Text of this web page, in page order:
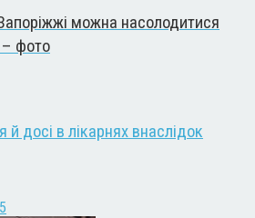
можна насолодитися
– фото
й досі в лікарнях внаслідок